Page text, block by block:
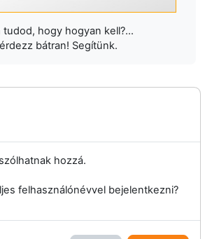
tudod, hogy hogyan kell?...
bátran! Segítünk.
hozzá.
felhasználónévvel bejelentkezni?